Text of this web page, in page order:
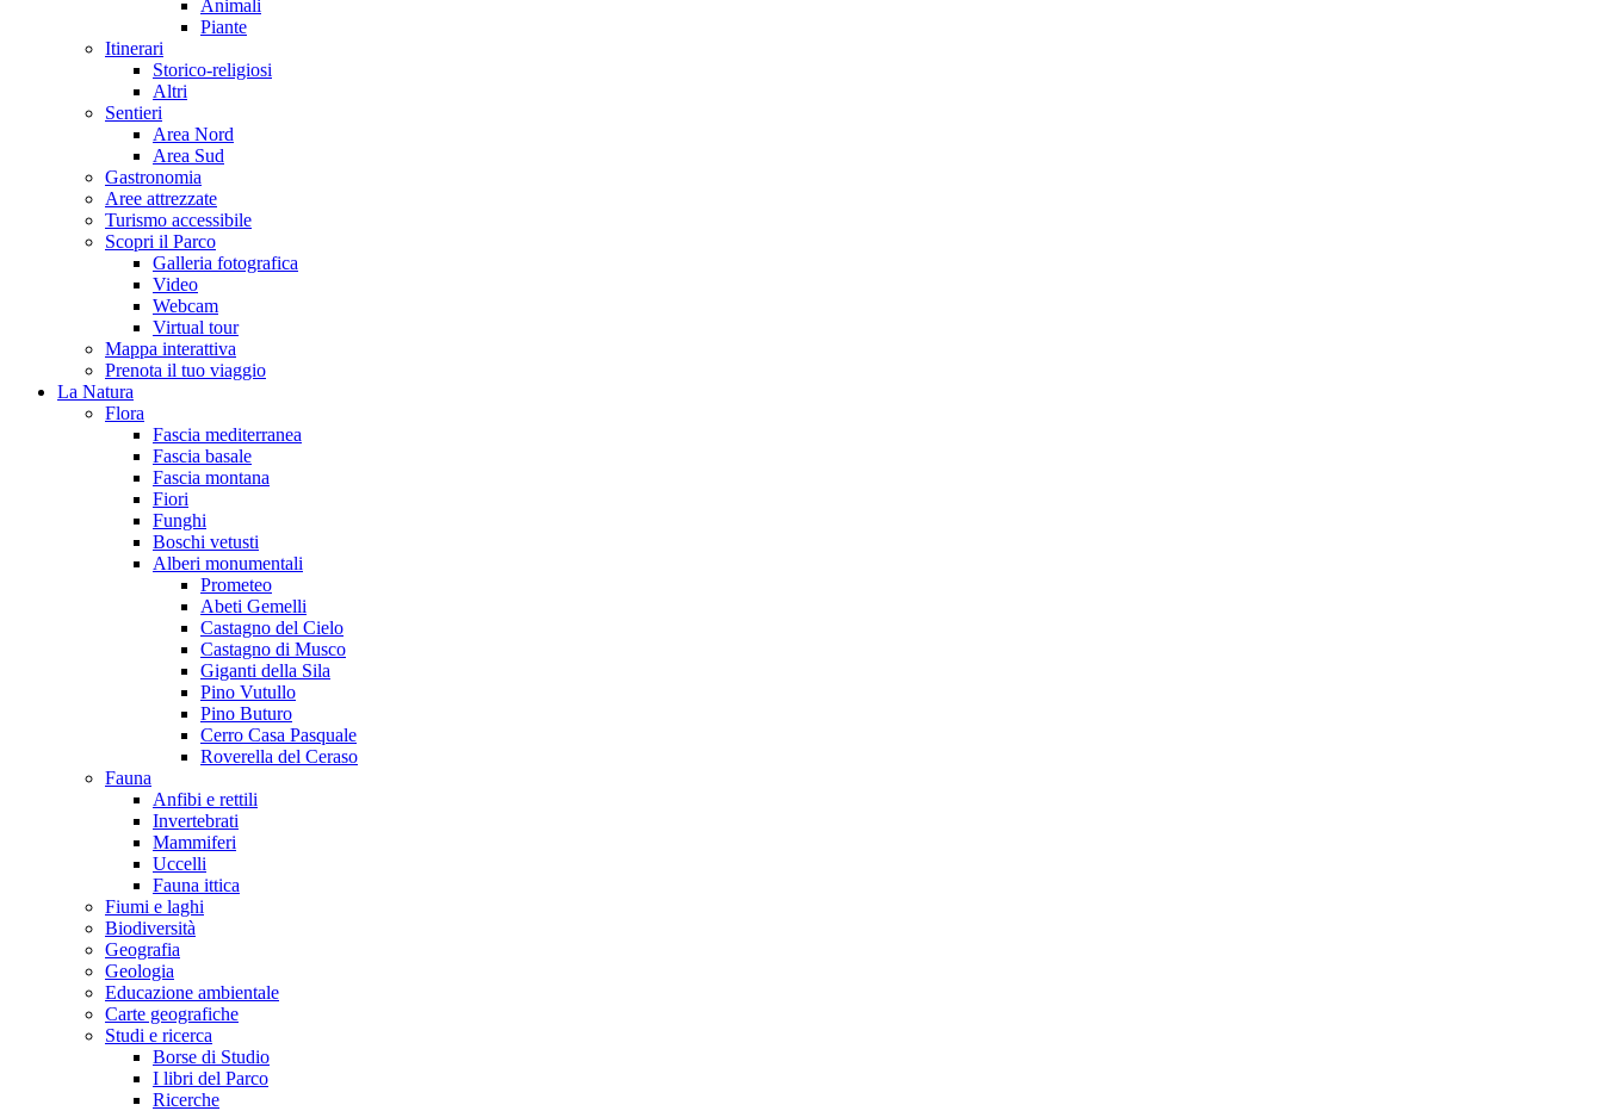
Animali
Piante
Itinerari
Storico-religiosi
Altri
Sentieri
Area Nord
Area Sud
Gastronomia
Aree attrezzate
Turismo accessibile
Scopri il Parco
Galleria fotografica
Video
Webcam
Virtual tour
Mappa interattiva
Prenota il tuo viaggio
La Natura
Flora
Fascia mediterranea
Fascia basale
Fascia montana
Fiori
Funghi
Boschi vetusti
Alberi monumentali
Prometeo
Abeti Gemelli
Castagno del Cielo
Castagno di Musco
Giganti della Sila
Pino Vutullo
Pino Buturo
Cerro Casa Pasquale
Roverella del Ceraso
Fauna
Anfibi e rettili
Invertebrati
Mammiferi
Uccelli
Fauna ittica
Fiumi e laghi
Biodiversità
Geografia
Geologia
Educazione ambientale
Carte geografiche
Studi e ricerca
Borse di Studio
I libri del Parco
Ricerche